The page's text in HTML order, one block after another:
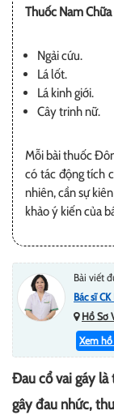
Thuốc Nam
Ngải cứu.
Lá lốt.
Lá kinh giới.
Cây trinh nữ.
Mỗi bài thuốc
có tác động tích
nhiên, cần sự
khảo ý kiến của
Bài viết
Bác sĩ
Hồ Sơ
Xem hồ
Đau cổ vai gáy là
gây đau nhức,